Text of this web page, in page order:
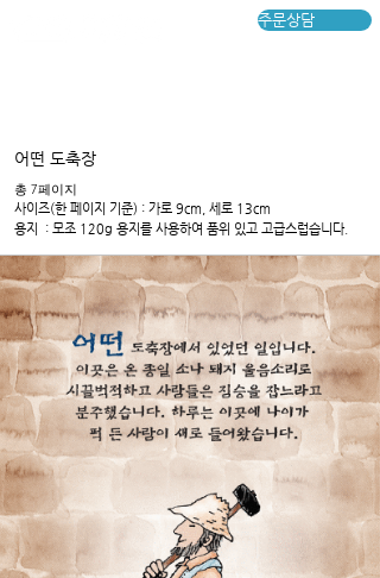
주문상담
어떤 도축장
​총 7페이지
​사이즈(한 페이지 기준) : 가로 9cm, 세로 13cm
용지​ : 모조 120g 용지를 사용하여 품위 있고 고급스럽습니다.